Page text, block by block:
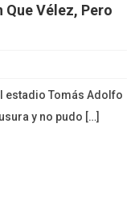
Vélez, Pero
estadio Tomás Adolfo
y no pudo […]